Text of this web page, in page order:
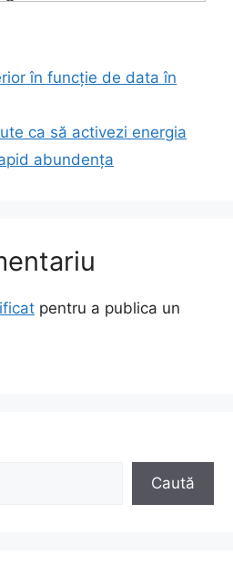
în funcție de data în
ca să activezi energia
abundența
pentru a publica un
Caută